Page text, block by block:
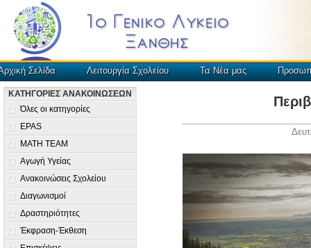
Σελίδα Λειτουργία Σχολείου Τα Νέα μας
ΚΑΤΗΓΟΡΙΕΣ ΑΝΑΚΟΙΝΩΣΕΩΝ
Όλες οι κατηγορίες
EPAS
MATH TEAM
Αγωγή Υγείας
Ανακοινώσεις Σχολείου
Διαγωνισμοί
Δραστηριότητες
Έκφραση-Έκθεση